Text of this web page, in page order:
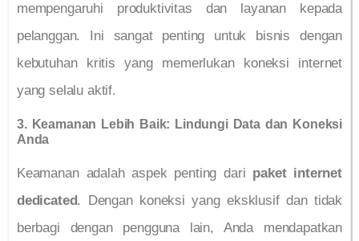
mempengaruhi produktivitas dan layanan kepada
pelanggan. Ini sangat penting untuk bisnis dengan
kebutuhan kritis yang memerlukan koneksi internet
yang selalu aktif.
3. Keamanan Lebih Baik: Lindungi Data dan Koneksi
Anda
Keamanan adalah aspek penting dari paket internet
dedicated. Dengan koneksi yang eksklusif dan tidak
berbagi dengan pengguna lain, Anda mendapatkan